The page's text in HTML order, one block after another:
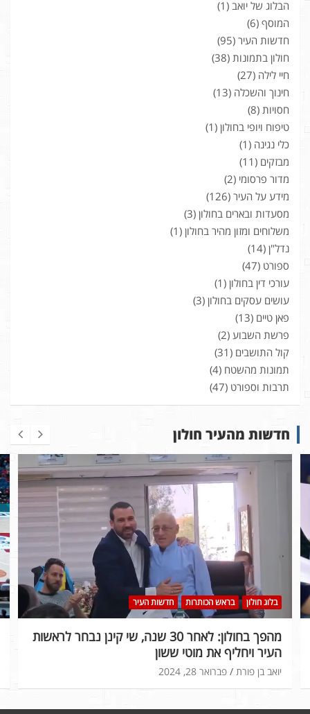
הבלוג של יואב (1)
המוסף (6)
חדשות העיר (95)
חולון בתמונות (38)
חיי לילה (27)
חינוך והשכלה (13)
חסויות (8)
טיפוח ויופי בחולון (1)
כלי נגינה (1)
מבזקים (11)
מדור פרסומי (2)
מידע על העיר (126)
מסעדות ובארים בחולון (3)
משלוחים ומזון מהיר בחולון (1)
נדל"ן (14)
ספורט (47)
עורכי דין בחולון (1)
עושים עסקים בחולון (3)
פאן טיים (13)
פרשת השבוע (2)
קול התושבים (31)
תמונות מהשטח (4)
תרבות וספורט (47)
חדשות מהעיר חולון
בלוג חולון בראש הכותרות חדשות העיר
מהפך בחולון: לאחר 30 שנה, שי קינן נבחר לראשות
העיר ויחליף את מוטי ששון
פברואר 28, 2024 יואב בן פורת